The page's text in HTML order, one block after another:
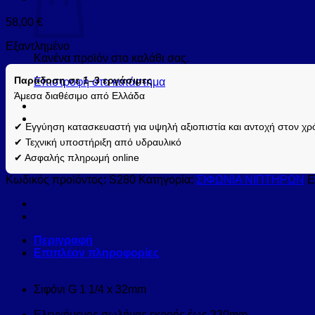
Κανένα προϊόν στο καλάθι σας.
Επιστροφή στο κατάστημα
58,00 €
Εξαντλημένο
Παράδοση σε 1–3 εργάσιμες
Άμεσα διαθέσιμο από Ελλάδα
✔ Εγγύηση κατασκευαστή για υψηλή αξιοπιστία και αντοχή στον
✔ Τεχνική υποστήριξη από υδραυλικό
✔ Ασφαλής πληρωμή online
Κωδικός προϊόντος: S280 Κατηγορία: ΣΙΦΩΝΙΑ ΝΙΠΤΗΡΩΝ
Περιγραφή
Επιπλέον πληροφορίες
Σιφόνι G 1 1/4 x 32mm